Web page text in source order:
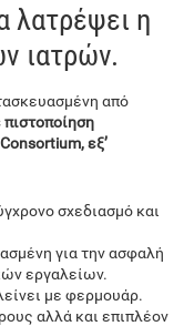
λατρέψει η
ιατρών.
από
εξ’
σχεδιασμό και
για την ασφαλή
εργαλείων.
με φερμουάρ.
αλλά και επιπλέον